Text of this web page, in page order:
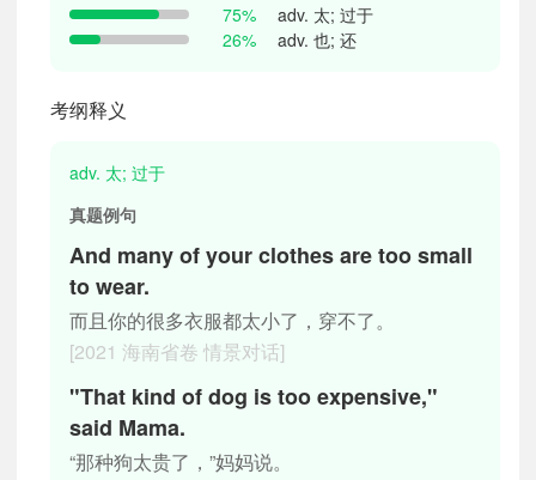
75%
adv. 太; 过于
26%
adv. 也; 还
考纲释义
adv. 太; 过于
真题例句
And many of your clothes are too small
to wear.
而且你的很多衣服都太小了，穿不了。
[2021 海南省卷 情景对话]
"That kind of dog is too expensive,"
said Mama.
“那种狗太贵了，”妈妈说。